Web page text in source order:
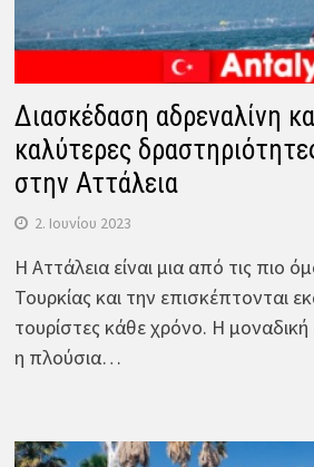
Διασκέδαση αδρεναλίνη
καλύτερες
στην Αττάλεια
2. Ιουνίου 2023
Η Αττάλεια είναι μια από τις πιο
Τουρκίας και την επισκέπτονται
τουρίστες κάθε χρόνο. Η
η πλούσια…